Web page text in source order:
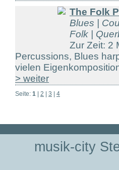
The Folk
Blues |
Folk |
Zur Zeit: 2
Percussions, Blues
vielen
> weiter
Seite: 1 2 3 4
musik-city